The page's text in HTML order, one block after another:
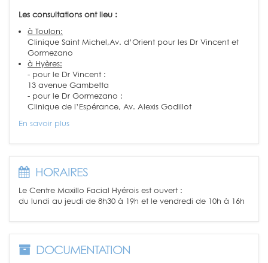
Les consultations ont lieu :
à Toulon:
Clinique Saint Michel,Av. d’Orient pour les Dr Vincent et
Gormezano
à Hyères:
- pour le Dr Vincent :
13 avenue Gambetta
- pour le Dr Gormezano :
Clinique de l’Espérance, Av. Alexis Godillot
En savoir plus
HORAIRES
Le Centre Maxillo Facial Hyérois est ouvert :
du lundi au jeudi de 8h30 à 19h et le vendredi de 10h à 16h
DOCUMENTATION